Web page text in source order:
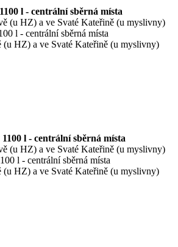
l - centrální sběrná místa
(u HZ) a ve Svaté Kateřině (u myslivny)
l - centrální sběrná místa
(u HZ) a ve Svaté Kateřině (u myslivny)
l - centrální sběrná místa
(u HZ) a ve Svaté Kateřině (u myslivny)
l - centrální sběrná místa
(u HZ) a ve Svaté Kateřině (u myslivny)